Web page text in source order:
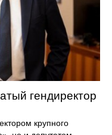
гендиректор
крупного